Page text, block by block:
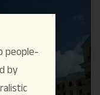
people-
by